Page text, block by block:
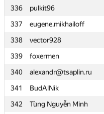
336
pulkit96
337
eugene.mikhailoff
338
vector928
339
foxermen
340
alexandr@tsaplin.ru
341
BudAlNik
342
Tùng Nguyễn Minh
336
pulkit96
337
eugene.mikhailoff
338
vector928
339
foxermen
340
alexandr@tsaplin.ru
341
BudAlNik
342
Tùng Nguyễn Minh